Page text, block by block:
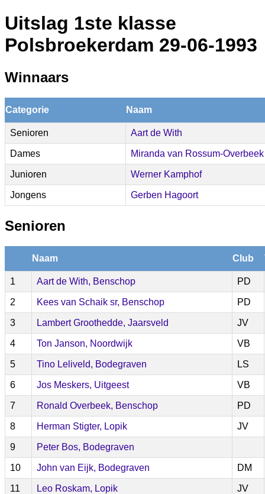
Uitslag 1ste klasse
Polsbroekerdam 29-06-1993
Winnaars
Categorie Naam
Senioren Aart de With
Dames Miranda van Rossum-Overbeek
Junioren Werner Kamphof
Jongens Gerben Hagoort
Senioren
Naam Club
1 Aart de With, Benschop PD
2 Kees van Schaik sr, Benschop PD
3 Lambert Groothedde, Jaarsveld JV
4 Ton Janson, Noordwijk VB
5 Tino Leliveld, Bodegraven LS
6 Jos Meskers, Uitgeest VB
7 Ronald Overbeek, Benschop PD
8 Herman Stigter, Lopik JV
9 Peter Bos, Bodegraven
10 John van Eijk, Bodegraven DM
11 Leo Roskam, Lopik JV